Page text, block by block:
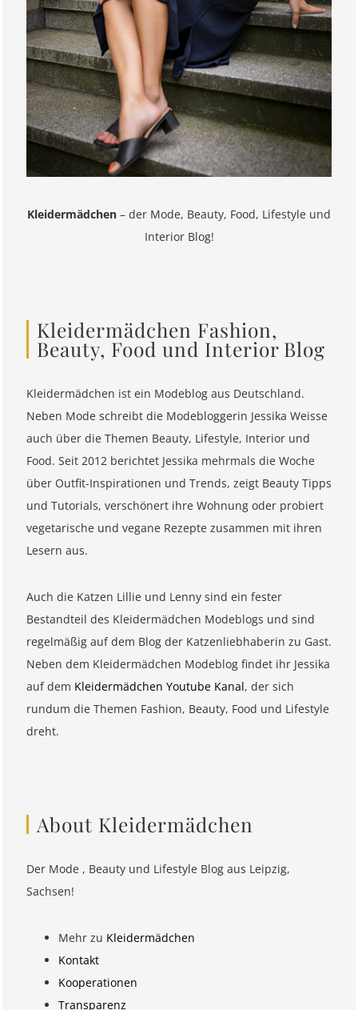
Kleidermädchen – der Mode, Beauty, Food, Lifestyle und
Interior Blog!
Kleidermädchen Fashion,
Beauty, Food und Interior Blog
Kleidermädchen ist ein Modeblog aus Deutschland.
Neben Mode schreibt die Modebloggerin Jessika Weisse
auch über die Themen Beauty, Lifestyle, Interior und
Food. Seit 2012 berichtet Jessika mehrmals die Woche
über Outfit-Inspirationen und Trends, zeigt Beauty Tipps
und Tutorials, verschönert ihre Wohnung oder probiert
vegetarische und vegane Rezepte zusammen mit ihren
Lesern aus.
Auch die Katzen Lillie und Lenny sind ein fester
Bestandteil des Kleidermädchen Modeblogs und sind
regelmäßig auf dem Blog der Katzenliebhaberin zu Gast.
Neben dem Kleidermädchen Modeblog findet ihr Jessika
auf dem Kleidermädchen Youtube Kanal, der sich
rundum die Themen Fashion, Beauty, Food und Lifestyle
dreht.
About Kleidermädchen
Der Mode , Beauty und Lifestyle Blog aus Leipzig,
Sachsen!
Mehr zu Kleidermädchen
Kontakt
Kooperationen
Transparenz